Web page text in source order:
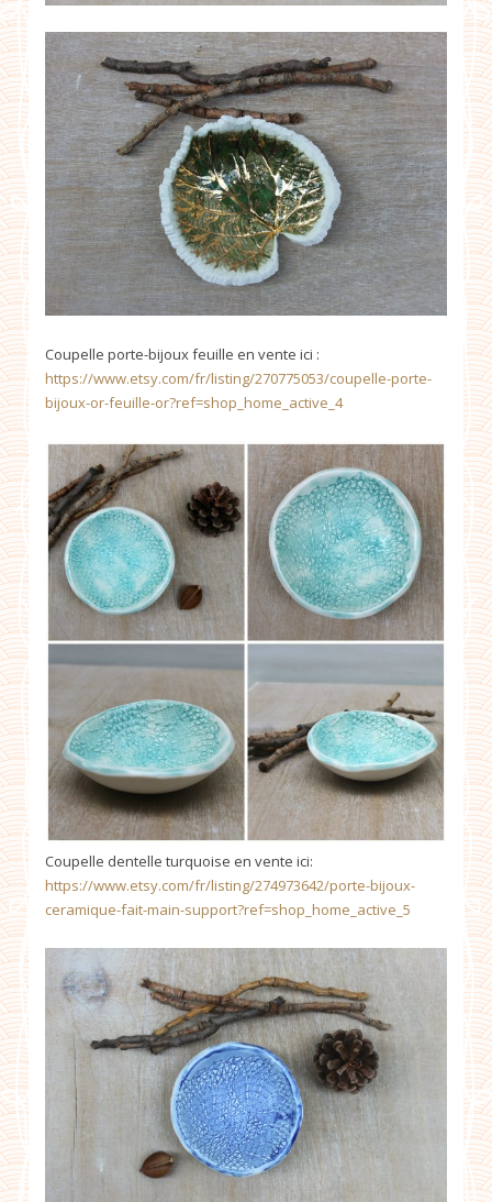
Coupelle porte-bijoux feuille en vente ici :
https://www.etsy.com/fr/listing/270775053/coupelle-porte-
bijoux-or-feuille-or?ref=shop_home_active_4
Coupelle dentelle turquoise en vente ici:
https://www.etsy.com/fr/listing/274973642/porte-bijoux-
ceramique-fait-main-support?ref=shop_home_active_5